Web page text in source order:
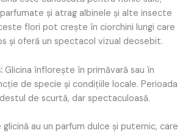
și atrag albinele și alte insecte
flori pot crește în ciorchini lungi care
și oferă un spectacol vizual deosebit.
Glicina înflorește în primăvară sau în
de specie și condițiile locale. Perioada
de scurtă, dar spectaculoasă.
glicină au un parfum dulce și puternic, care